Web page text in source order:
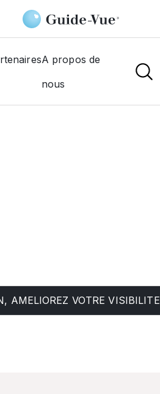
A propos de
nous
AMELIOREZ VOTRE VISIBILITE